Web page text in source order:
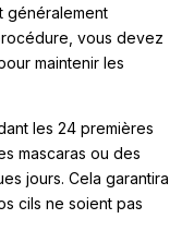
généralement
vous devez
maintenir les
les 24 premières
mascaras ou des
jours. Cela garantira
cils ne soient pas